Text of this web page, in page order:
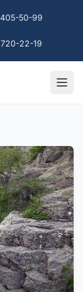
50-99
22-19